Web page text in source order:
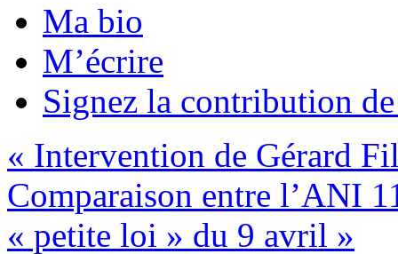
Ma bio
M’écrire
Signez la contribution
« Intervention de Gérard
Comparaison entre l’ANI
« petite loi » du 9 avril »